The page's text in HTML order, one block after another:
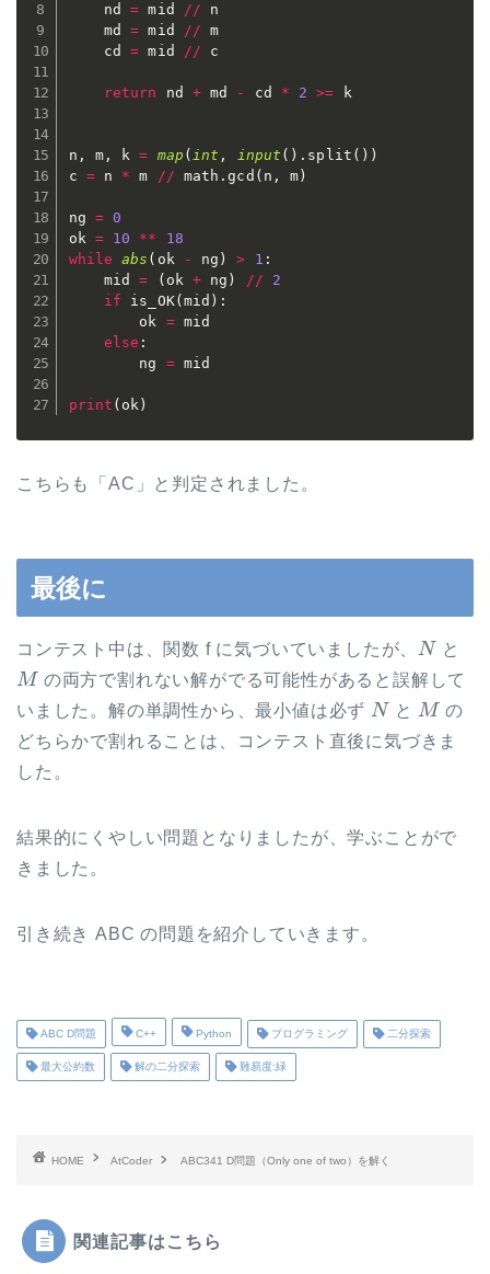
    nd
= mid // n
    md
= mid // m
    cd
= mid // c
return nd + md - cd * 2 >= k
n , m, k = map ( int , input ( ) . split ( ) )
c = n * m // math .gcd ( n , m )
ng = 0
ok = 10 **
18
while
abs ( ok - ng ) > 1 :
    mid
= ( ok + ng ) //
2
if is_OK( mid ) :
        ok
= mid
else :
        ng
= mid
print ( ok )
こちらも「AC」と判定されました。
最後に
コンテスト中は、関数 f に気づいていましたが、
N
と
M
の両方で割れない解がでる可能性があると誤解して
いました。解の単調性から、最小値は必ず
N
と
M
の
どちらかで割れることは、コンテスト直後に気づきま
した。
結果的にくやしい問題となりましたが、学ぶことがで
きました。
引き続き ABC の問題を紹介していきます。
ABC D問題 C++ Python プログラミング 二分探索
最大公約数 解の二分探索 難易度:緑
HOME AtCoder ABC341 D問題（Only one of two）を解く
関連記事はこちら